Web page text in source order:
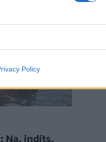
Policy
Na, indíts,